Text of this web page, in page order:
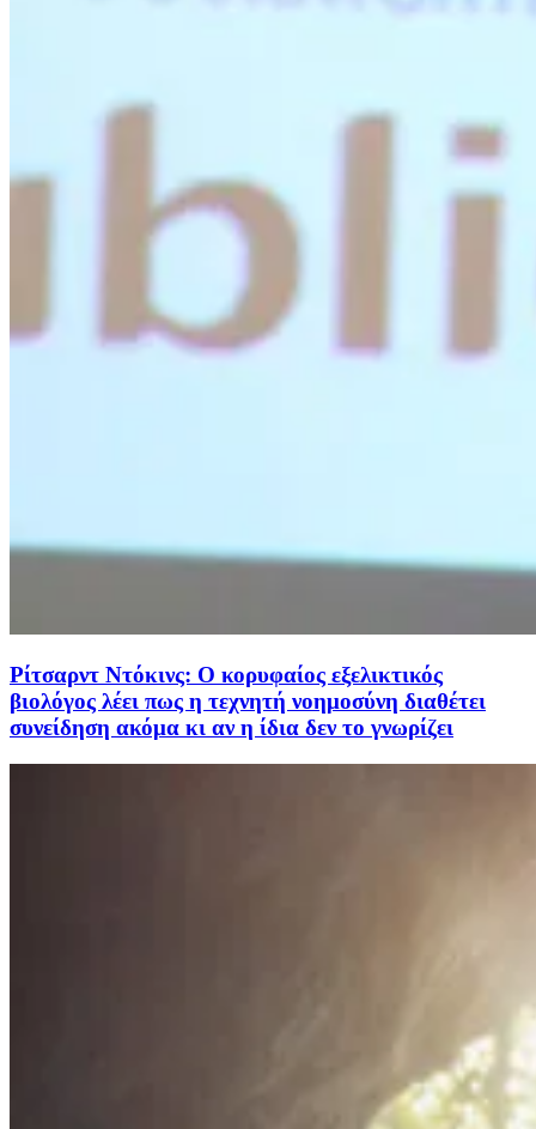
Ρίτσαρντ Ντόκινς: Ο κορυφαίος εξελικτικός
βιολόγος λέει πως η τεχνητή νοημοσύνη διαθέτει
συνείδηση ακόμα κι αν η ίδια δεν το γνωρίζει